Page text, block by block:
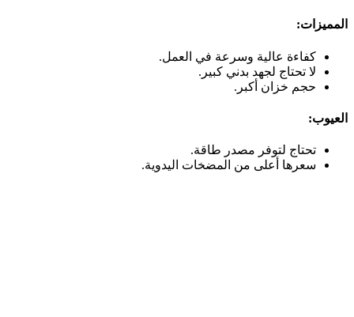
المميزات:
كفاءة عالية وسرعة في العمل.
لا تحتاج لجهد بدني كبير.
حجم خزان أكبر.
العيوب:
تحتاج لتوفر مصدر طاقة.
سعرها أعلى من المضخات اليدوية.